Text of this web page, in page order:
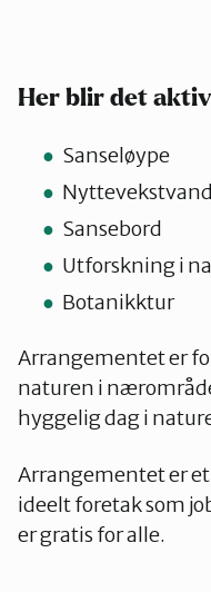
Her blir det
Sanseløype
Sansebord
Utforskning i
Botanikktur
Arrangementet er
naturen i
hyggelig dag i
Arrangementet er
ideelt foretak som
er gratis for alle.